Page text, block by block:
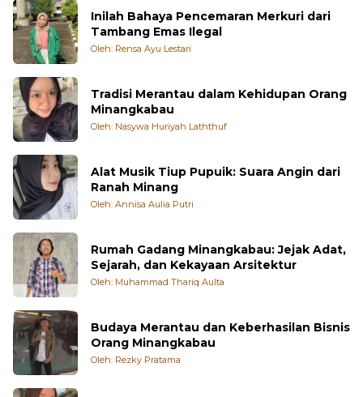
Inilah Bahaya Pencemaran Merkuri dari
Tambang Emas Ilegal
Oleh: Rensa Ayu Lestari
Tradisi Merantau dalam Kehidupan Orang
Minangkabau
Oleh: Nasywa Huriyah Laththuf
Alat Musik Tiup Pupuik: Suara Angin dari
Ranah Minang
Oleh: Annisa Aulia Putri
Rumah Gadang Minangkabau: Jejak Adat,
Sejarah, dan Kekayaan Arsitektur
Oleh: Muhammad Thariq Aulta
Budaya Merantau dan Keberhasilan Bisnis
Orang Minangkabau
Oleh: Rezky Pratama